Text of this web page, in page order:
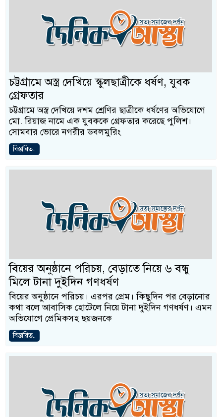
চট্টগ্রামে অস্ত্র দেখিয়ে স্কুলছাত্রীকে ধর্ষণ, যুবক
গ্রেফতার
চট্টগ্রামে অস্ত্র দেখিয়ে দশম শ্রেণির ছাত্রীকে ধর্ষণের অভিযোগে
মো. রিয়াজ নামে এক যুবককে গ্রেফতার করেছে পুলিশ।
সোমবার ভোরে নগরীর ডবলমুরিং
বিস্তারিত..
বিয়ের অনুষ্ঠানে পরিচয়, বেড়াতে নিয়ে ৬ বন্ধু
মিলে টানা দুইদিন গণধর্ষণ
বিয়ের অনুষ্ঠানে পরিচয়। এরপর প্রেম। কিছুদিন পর বেড়ানোর
কথা বলে আবাসিক হোটেলে নিয়ে টানা দুইদিন গণধর্ষণ। এমন
অভিযোগে প্রেমিকসহ ছয়জনকে
বিস্তারিত..